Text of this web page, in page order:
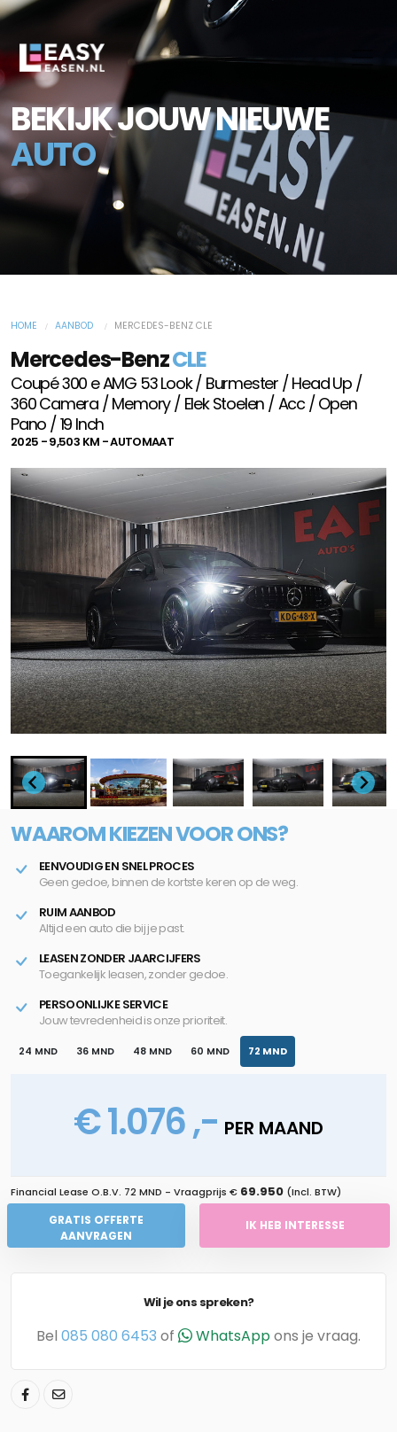
BEKIJK JOUW NIEUWE
AUTO
HOME AANBOD MERCEDES-BENZ CLE
Mercedes-BenzCLE
Coupé 300 e AMG 53 Look / Burmester / Head Up /
360 Camera / Memory / Elek Stoelen / Acc / Open
Pano / 19 Inch
2025 - 9,503 KM - AUTOMAAT
WAAROM KIEZEN VOOR ONS?
EENVOUDIG EN SNEL PROCES
Geen gedoe, binnen de kortste keren op de weg.
RUIM AANBOD
Altijd een auto die bij je past.
LEASEN ZONDER JAARCIJFERS
Toegankelijk leasen, zonder gedoe.
PERSOONLIJKE SERVICE
Jouw tevredenheid is onze prioriteit.
24 MND 36 MND 48 MND 60 MND 72 MND
€ 1.076 ,- PER MAAND
Financial Lease O.B.V. 72 MND - Vraagprijs € 69.950 (Incl. BTW)
GRATIS OFFERTE
AANVRAGEN
IK HEB INTERESSE
Wil je ons spreken?
Bel 085 080 6453 of WhatsAppons je vraag.